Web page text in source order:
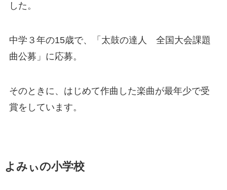
した。
中学３年の15歳で、「太鼓の達人 全国大会課題
曲公募」に応募。
そのときに、はじめて作曲した楽曲が最年少で受
賞をしています。
よみぃの小学校